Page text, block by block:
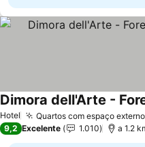
Hotel Quartos com espaço
9,2 Excelente 1.010 a 1.2